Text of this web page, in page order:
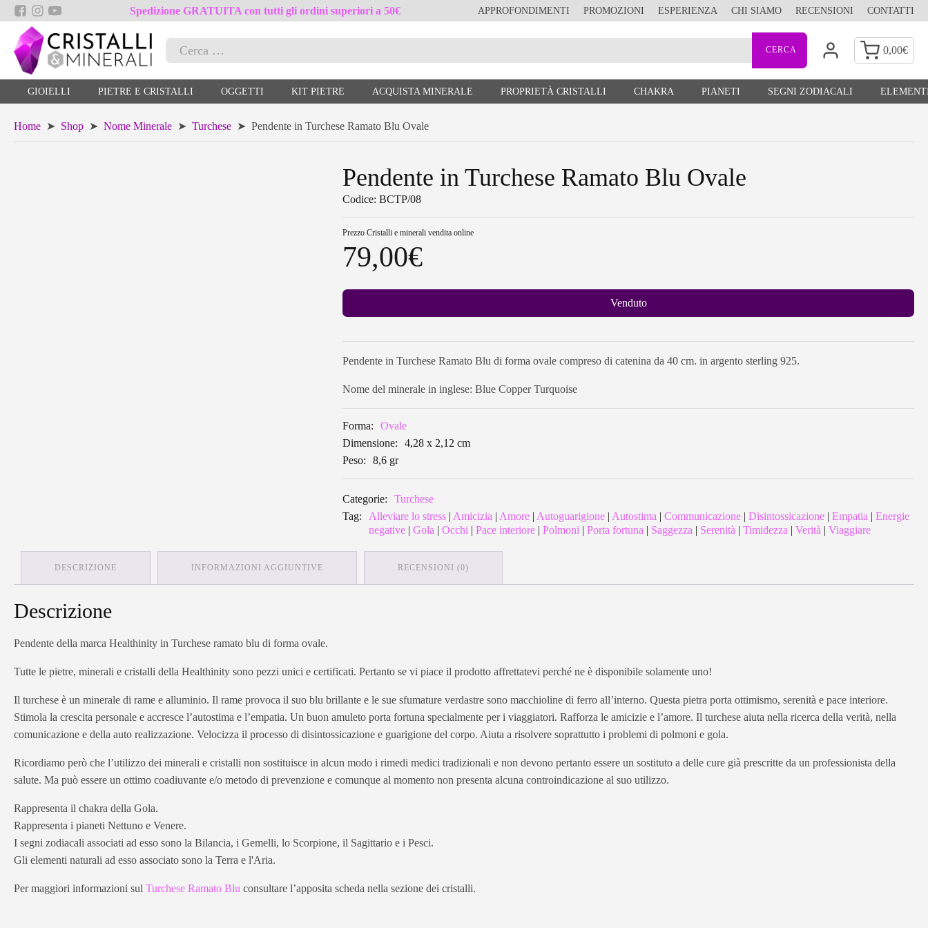
Spedizione GRATUITA con tutti gli ordini superiori a 50€ APPROFONDIMENTI PROMOZIONI ESPERIENZA CHI SIAMO RECENSIONI CONTATTI
Ricerca
0,00€
GIOIELLI PIETRE E CRISTALLI OGGETTI KIT PIETRE ACQUISTA MINERALE PROPRIETÀ CRISTALLI CHAKRA PIANETI SEGNI ZODIACALI
Home ➤ Shop ➤ Nome Minerale ➤ Turchese ➤ Pendente in Turchese Ramato Blu Ovale
Pendente in Turchese Ramato Blu Ovale
Codice: BCTP/08
PrezzoCristalli e minerali vendita online
79,00€
Venduto
Pendente in Turchese Ramato Blu di forma ovale compreso di catenina da 40 cm. in argento sterling 925.
Nome del minerale in inglese: Blue Copper Turquoise
Forma:
Ovale
Dimensione:
4,28 x 2,12 cm
Peso:
8,6 gr
Categorie:
Turchese
Tag:
Alleviare lo stress | Amicizia | Amore | Autoguarigione | Autostima |Communicazione |Disintossicazione |Empatia |Energie
negative |Gola |Occhi |Pace interiore |Polmoni |Porta fortuna | Saggezza | Serenità |Timidezza |Verità |Viaggiare
DESCRIZIONE INFORMAZIONI AGGIUNTIVE RECENSIONI (0)
Descrizione
Pendente della marca Healthinity in Turchese ramato blu di forma ovale.
Tutte le pietre, minerali e cristalli della Healthinity sono pezzi unici e certificati. Pertanto se vi piace il prodotto affrettatevi perché ne è disponibile solamente uno!
Il turchese è un minerale di rame e alluminio. Il rame provoca il suo blu brillante e le sue sfumature verdastre sono macchioline di ferro all’interno. Questa pietra porta ottimismo, serenità e pace interiore.
Stimola la crescita personale e accresce l’autostima e l’empatia. Un buon amuleto porta fortuna specialmente per i viaggiatori. Rafforza le amicizie e l’amore. Il turchese aiuta nella ricerca della verità, nella
comunicazione e della auto realizzazione. Velocizza il processo di disintossicazione e guarigione del corpo. Aiuta a risolvere soprattutto i problemi di polmoni e gola.
Ricordiamo però che l’utilizzo dei minerali e cristalli non sostituisce in alcun modo i rimedi medici tradizionali e non devono pertanto essere un sostituto a delle cure già prescritte da un professionista della
salute. Ma può essere un ottimo coadiuvante e/o metodo di prevenzione e comunque al momento non presenta alcuna controindicazione al suo utilizzo.
Rappresenta il chakra della Gola.
Rappresenta i pianeti Nettuno e Venere.
I segni zodiacali associati ad esso sono la Bilancia, i Gemelli, lo Scorpione, il Sagittario e i Pesci.
Gli elementi naturali ad esso associato sono la Terra e l'Aria.
Per maggiori informazioni sul Turchese Ramato Blu consultare l’apposita scheda nella sezione dei cristalli.